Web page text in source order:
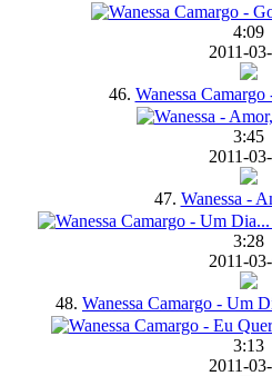
4:09
2011-
46. Wanessa
3:45
2011-
47. Wanessa -
3:28
2011-
48. Wanessa Camargo - Um
3:13
2011-